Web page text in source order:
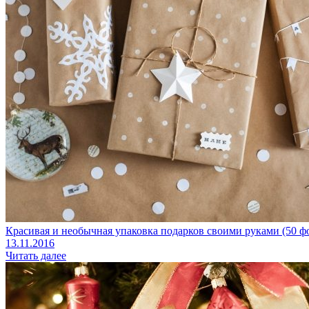
Красивая и необычная упаковка подарков своими руками (50
13.11.2016
Читать далее